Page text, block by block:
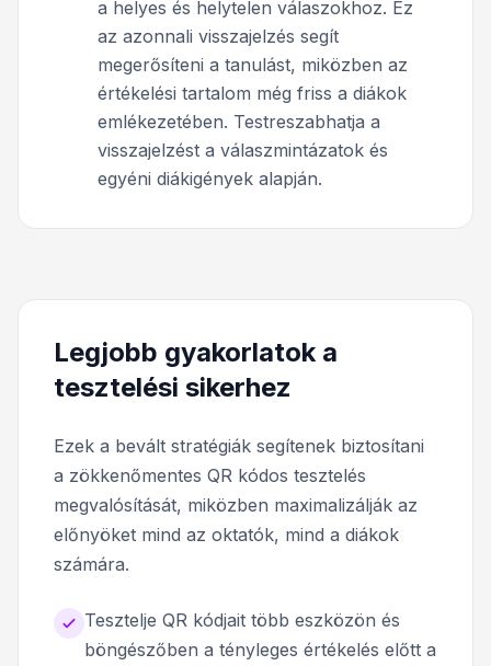
a helyes és helytelen válaszokhoz. Ez
az azonnali visszajelzés segít
megerősíteni a tanulást, miközben az
értékelési tartalom még friss a diákok
emlékezetében. Testreszabhatja a
visszajelzést a válaszmintázatok és
egyéni diákigények alapján.
Legjobb gyakorlatok a
tesztelési sikerhez
Ezek a bevált stratégiák segítenek biztosítani
a zökkenőmentes QR kódos tesztelés
megvalósítását, miközben maximalizálják az
előnyöket mind az oktatók, mind a diákok
számára.
Tesztelje QR kódjait több eszközön és
böngészőben a tényleges értékelés előtt a